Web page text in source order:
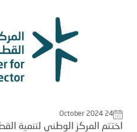
October 2024 24
اختتم المركز الوطني لتنمية